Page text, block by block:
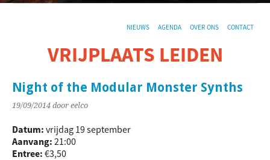
NIEUWS AGENDA OVER ONS CONTACT
VRIJPLAATS LEIDEN
Night of the Modular Monster Synths
19/09/2014 door eelco
Datum: vrijdag 19 september
Aanvang: 21:00
Entree: €3,50